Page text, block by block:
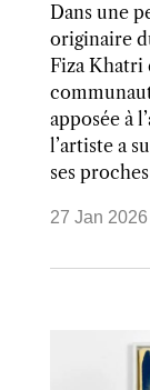
Dans une
originaire
Fiza Khatri
apposée à
l’artiste a
ses
27 Jan 2026